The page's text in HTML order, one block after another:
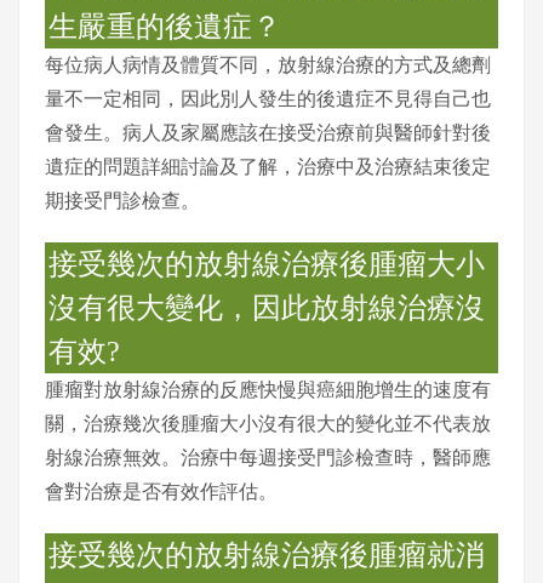
生嚴重的後遺症？
每位病人病情及體質不同，放射線治療的方式及總劑
量不一定相同，因此別人發生的後遺症不見得自己也
會發生。病人及家屬應該在接受治療前與醫師針對後
遺症的問題詳細討論及了解，治療中及治療結束後定
期接受門診檢查。
接受幾次的放射線治療後腫瘤大小
沒有很大變化，因此放射線治療沒
有效?
腫瘤對放射線治療的反應快慢與癌細胞增生的速度有
關，治療幾次後腫瘤大小沒有很大的變化並不代表放
射線治療無效。治療中每週接受門診檢查時，醫師應
會對治療是否有效作評估。
接受幾次的放射線治療後腫瘤就消